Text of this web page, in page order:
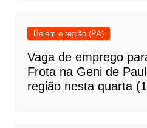
Belém e região (PA)
Vaga de emprego
Frota na Geni de
região nesta quarta